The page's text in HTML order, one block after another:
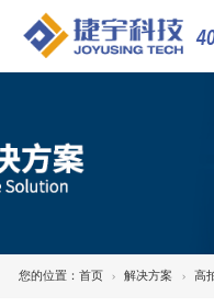
您的位置： 首页 解决方案 高